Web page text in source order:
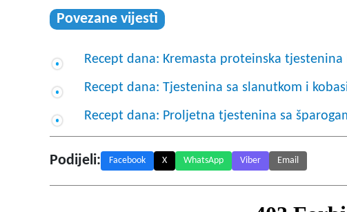
Povezane vijesti
Recept dana: Kremasta proteinska
Recept dana: Tjestenina sa slanutkom i
Recept dana: Proljetna tjestenina sa
Podijeli: Facebook X WhatsApp Viber Email